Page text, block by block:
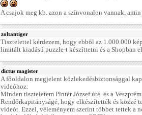
A csajok meg kb. azon a színvonalon vannak,
zoltantiger
Tisztelettel kérdezem, hogy ebből az 1.000.000
limitált kiadású puzzle-t készíttetni és a Shopban
dictus magister
A főoldalon megjelent közlekedésbiztonsággal
videóhoz:
Minden tiszteletem Pintér József úré. és a
Rendőrkapitányságé, hogy elkészítették és közzé
videót. Ezzel, véleményem szerint többet tettek a